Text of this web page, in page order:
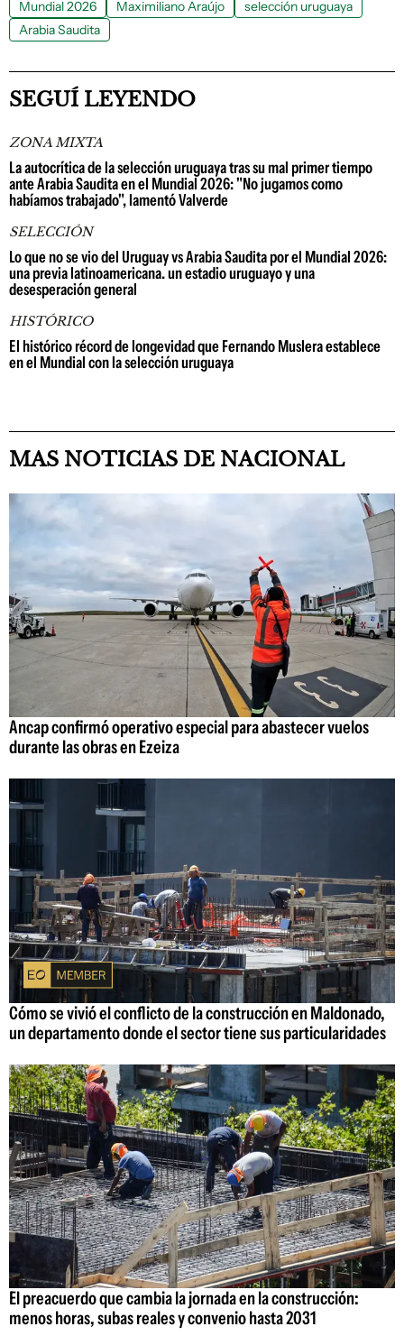
Mundial 2026 Maximiliano Araújo
selección uruguaya
Arabia Saudita
SEGUÍ LEYENDO
ZONA MIXTA
La autocrítica de la selección uruguaya tras su mal primer tiempo
ante Arabia Saudita en el Mundial 2026: "No jugamos como
habíamos trabajado", lamentó Valverde
SELECCIÓN
Lo que no se vio del Uruguay vs Arabia Saudita por el Mundial 2026:
una previa latinoamericana. un estadio uruguayo y una
desesperación general
HISTÓRICO
El histórico récord de longevidad que Fernando Muslera establece
en el Mundial con la selección uruguaya
MAS NOTICIAS DE NACIONAL
Ancap confirmó operativo especial para abastecer vuelos
durante las obras en Ezeiza
Cómo se vivió el conflicto de la construcción en Maldonado,
un departamento donde el sector tiene sus particularidades
El preacuerdo que cambia la jornada en la construcción:
menos horas, subas reales y convenio hasta 2031